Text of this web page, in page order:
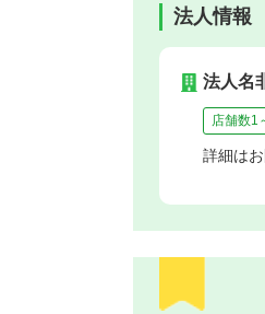
法人情報
法人名
店舗数1
詳細は